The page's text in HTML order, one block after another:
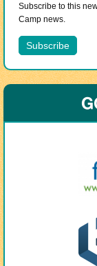
Subscribe to this
Camp news.